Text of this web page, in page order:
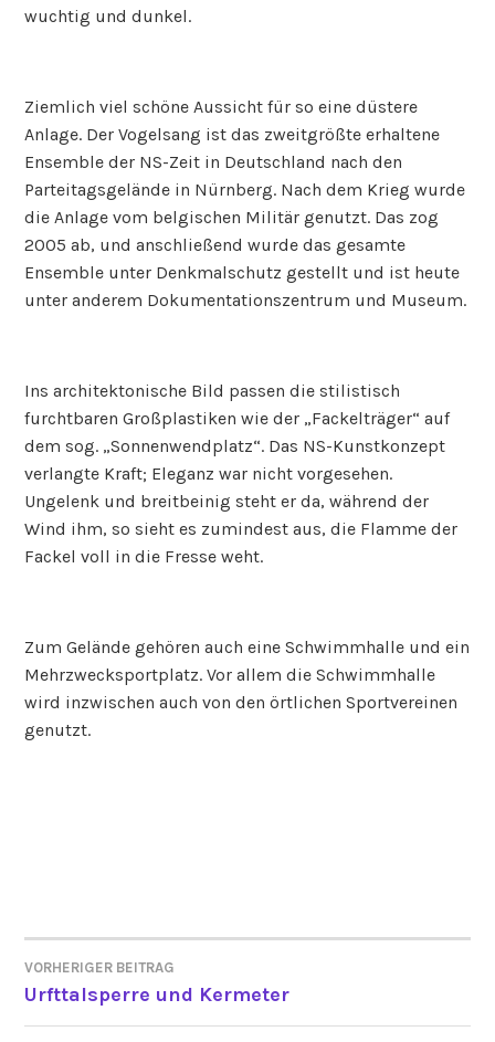
wuchtig und dunkel.
Ziemlich viel schöne Aussicht für so eine düstere
Anlage. Der Vogelsang ist das zweitgrößte erhaltene
Ensemble der NS-Zeit in Deutschland nach den
Parteitagsgelände in Nürnberg. Nach dem Krieg wurde
die Anlage vom belgischen Militär genutzt. Das zog
2005 ab, und anschließend wurde das gesamte
Ensemble unter Denkmalschutz gestellt und ist heute
unter anderem Dokumentationszentrum und Museum.
Ins architektonische Bild passen die stilistisch
furchtbaren Großplastiken wie der „Fackelträger“ auf
dem sog. „Sonnenwendplatz“. Das NS-Kunstkonzept
verlangte Kraft; Eleganz war nicht vorgesehen.
Ungelenk und breitbeinig steht er da, während der
Wind ihm, so sieht es zumindest aus, die Flamme der
Fackel voll in die Fresse weht.
Zum Gelände gehören auch eine Schwimmhalle und ein
Mehrzwecksportplatz. Vor allem die Schwimmhalle
wird inzwischen auch von den örtlichen Sportvereinen
genutzt.
BEITRAGSNAVIGATION
VORHERIGER BEITRAG
Urfttalsperre und Kermeter